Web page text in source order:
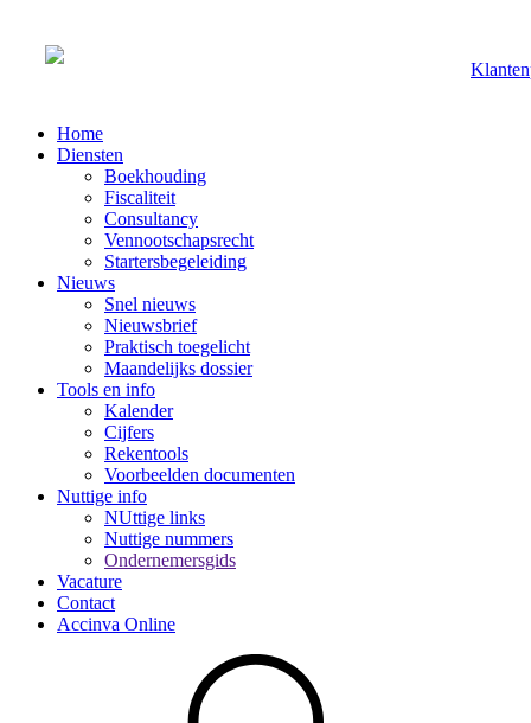
Home
Diensten
Boekhouding
Fiscaliteit
Consultancy
Vennootschapsrecht
Startersbegeleiding
Nieuws
Snel nieuws
Nieuwsbrief
Praktisch toegelicht
Maandelijks dossier
Tools en info
Kalender
Cijfers
Rekentools
Voorbeelden documenten
Nuttige info
NUttige links
Nuttige nummers
Ondernemersgids
Vacature
Contact
Accinva Online